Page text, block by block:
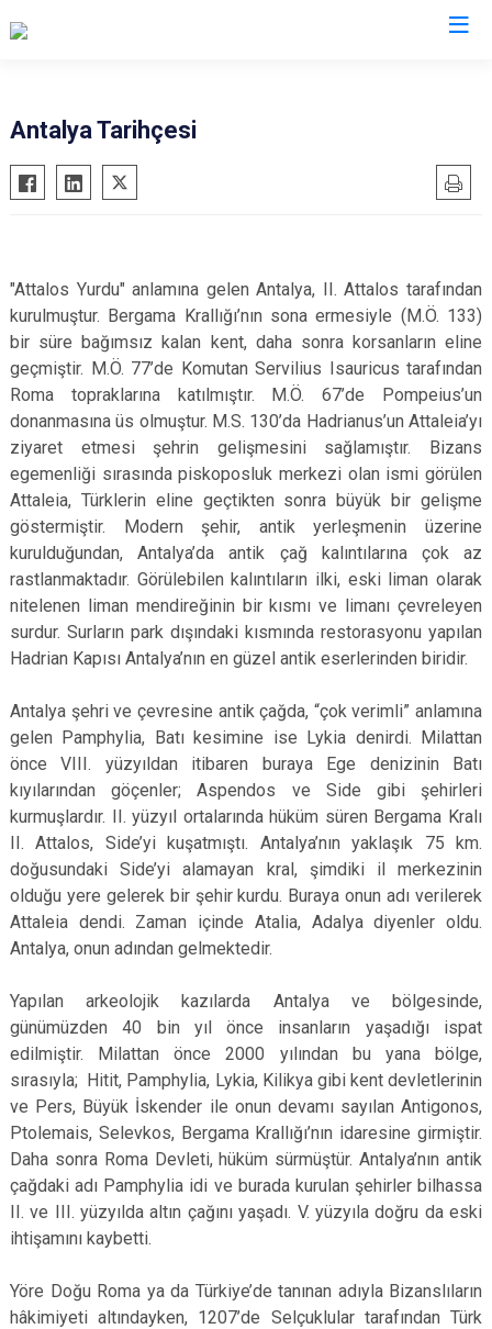
Antalya Tarihçesi
"Attalos Yurdu" anlamına gelen Antalya, II. Attalos tarafından
kurulmuştur. Bergama Krallığı’nın sona ermesiyle (M.Ö. 133)
bir süre bağımsız kalan kent, daha sonra korsanların eline
geçmiştir. M.Ö. 77’de Komutan Servilius Isauricus tarafından
Roma topraklarına katılmıştır. M.Ö. 67’de Pompeius’un
donanmasına üs olmuştur. M.S. 130’da Hadrianus’un Attaleia’yı
ziyaret etmesi şehrin gelişmesini sağlamıştır. Bizans
egemenliği sırasında piskoposluk merkezi olan ismi görülen
Attaleia, Türklerin eline geçtikten sonra büyük bir gelişme
göstermiştir. Modern şehir, antik yerleşmenin üzerine
kurulduğundan, Antalya’da antik çağ kalıntılarına çok az
rastlanmaktadır. Görülebilen kalıntıların ilki, eski liman olarak
nitelenen liman mendireğinin bir kısmı ve limanı çevreleyen
surdur. Surların park dışındaki kısmında restorasyonu yapılan
Hadrian Kapısı Antalya’nın en güzel antik eserlerinden biridir.
Antalya şehri ve çevresine antik çağda, “çok verimli” anlamına
gelen Pamphylia, Batı kesimine ise Lykia denirdi. Milattan
önce VIII. yüzyıldan itibaren buraya Ege denizinin Batı
kıyılarından göçenler; Aspendos ve Side gibi şehirleri
kurmuşlardır. II. yüzyıl ortalarında hüküm süren Bergama Kralı
II. Attalos, Side’yi kuşatmıştı. Antalya’nın yaklaşık 75 km.
doğusundaki Side’yi alamayan kral, şimdiki il merkezinin
olduğu yere gelerek bir şehir kurdu. Buraya onun adı verilerek
Attaleia dendi. Zaman içinde Atalia, Adalya diyenler oldu.
Antalya, onun adından gelmektedir.
Yapılan arkeolojik kazılarda Antalya ve bölgesinde,
günümüzden 40 bin yıl önce insanların yaşadığı ispat
edilmiştir. Milattan önce 2000 yılından bu yana bölge,
sırasıyla; Hitit, Pamphylia, Lykia, Kilikya gibi kent devletlerinin
ve Pers, Büyük İskender ile onun devamı sayılan Antigonos,
Ptolemais, Selevkos, Bergama Krallığı’nın idaresine girmiştir.
Daha sonra Roma Devleti, hüküm sürmüştür. Antalya’nın antik
çağdaki adı Pamphylia idi ve burada kurulan şehirler bilhassa
II. ve III. yüzyılda altın çağını yaşadı. V. yüzyıla doğru da eski
ihtişamını kaybetti.
Yöre Doğu Roma ya da Türkiye’de tanınan adıyla Bizanslıların
hâkimiyeti altındayken, 1207’de Selçuklular tarafından Türk